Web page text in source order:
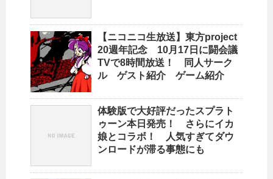
【ニコニコ生放送】東方project
20週年記念 10月17日に闘会議
TVで8時間放送！ 同人サーク
ル ゲスト紹介 ゲーム紹介
体験版で大好評だったスプラト
ゥーン本日発売！ さらにイカ
娘とコラボ！ 人気すぎてダウ
ンロードが滞る事態にも